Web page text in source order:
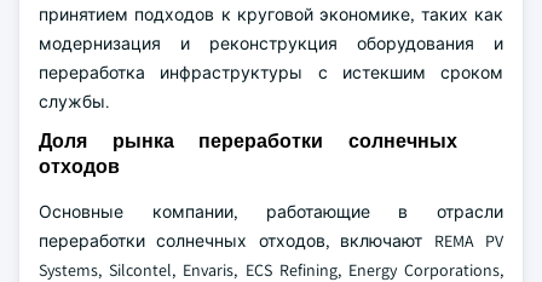
принятием подходов к круговой экономике, таких как
модернизация и реконструкция оборудования и
переработка инфраструктуры с истекшим сроком
службы.
Доля рынка переработки солнечных
отходов
Основные компании, работающие в отрасли
переработки солнечных отходов, включают REMA PV
Systems, Silcontel, Envaris, ECS Refining, Energy Corporations,